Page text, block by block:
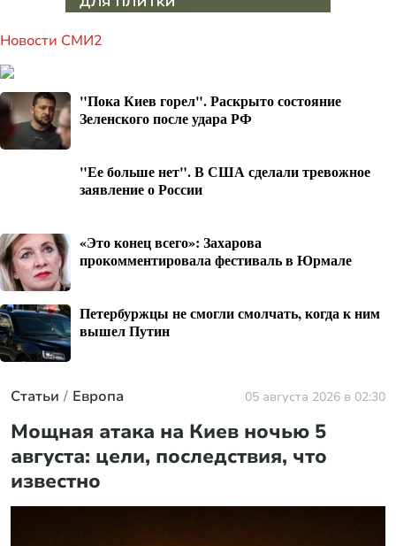
Новости СМИ2
"Пока Киев горел". Раскрыто состояние
Зеленского после удара РФ
"Ее больше нет". В США сделали тревожное
заявление о России
«Это конец всего»: Захарова
прокомментировала фестиваль в Юрмале
Петербуржцы не смогли смолчать, когда к ним
вышел Путин
Статьи Европа 05 августа 2026 в 02:30
Мощная атака на Киев ночью 5
августа: цели, последствия, что
известно